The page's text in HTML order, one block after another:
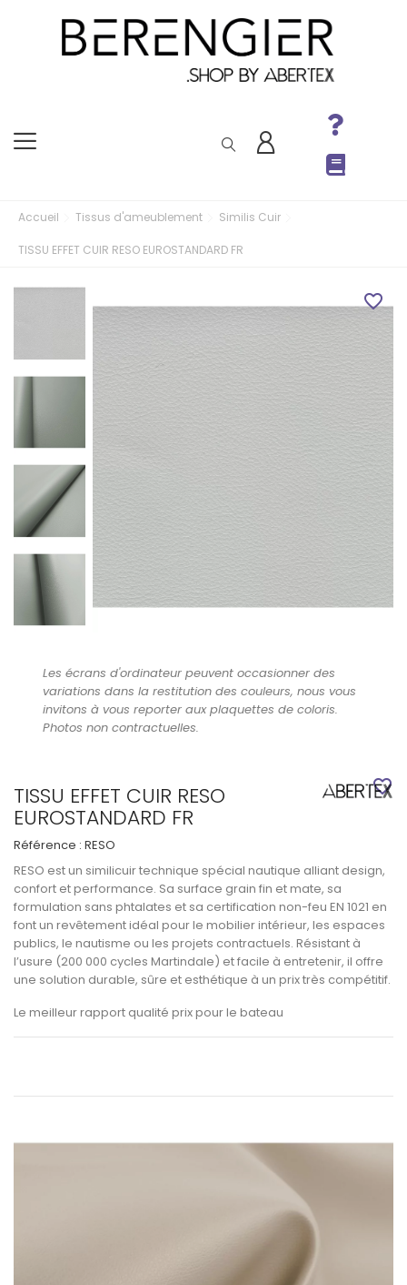
Accueil Tissus d'ameublement Similis Cuir
TISSU EFFET CUIR RESO EUROSTANDARD FR
favorite_border
Les écrans d'ordinateur peuvent occasionner des
variations dans la restitution des couleurs, nous vous
invitons à vous reporter aux plaquettes de coloris.
Photos non contractuelles.
TISSU EFFET CUIR RESO
EUROSTANDARD FR
Référence : RESO
favorite_border
RESO est un similicuir technique spécial nautique alliant design,
confort et performance. Sa surface grain fin et mate, sa
formulation sans phtalates et sa certification non-feu EN 1021 en
font un revêtement idéal pour le mobilier intérieur, les espaces
publics, le nautisme ou les projets contractuels. Résistant à
l’usure (200 000 cycles Martindale) et facile à entretenir, il offre
une solution durable, sûre et esthétique à un prix très compétitif.
Le meilleur rapport qualité prix pour le bateau